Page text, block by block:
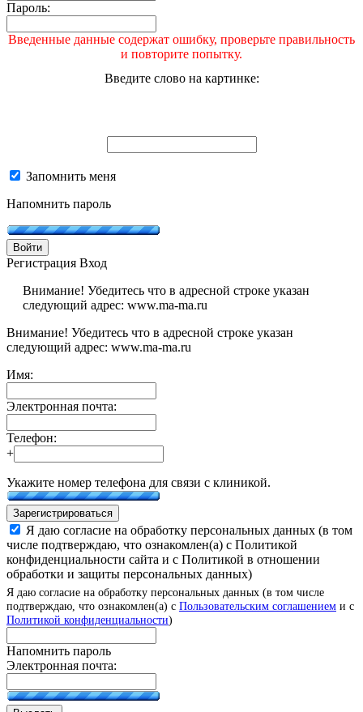
Пароль:
Введенные данные содержат ошибку, проверьте правильность
и повторите попытку.
Введите слово на картинке:
Запомнить меня
Напомнить пароль
Войти
Регистрация Вход
Внимание! Убедитесь что в адресной строке указан
следующий адрес: www.ma-ma.ru
Внимание! Убедитесь что в адресной строке указан
следующий адрес: www.ma-ma.ru
Имя:
Электронная почта:
Телефон:
+
Укажите номер телефона для связи с клиникой.
Зарегистрироваться
Я даю согласие на обработку персональных данных (в том
числе подтверждаю, что ознакомлен(а) с Политикой
конфиденциальности сайта и с Политикой в отношении
обработки и защиты персональных данных)
Я даю согласие на обработку персональных данных (в том числе
подтверждаю, что ознакомлен(а) с Пользовательским соглашением и с
Политикой конфиденциальности)
Напомнить пароль
Электронная почта: